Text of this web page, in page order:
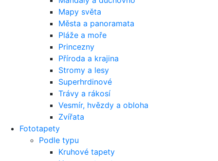
Mapy světa
Města a panoramata
Pláže a moře
Princezny
Příroda a krajina
Stromy a lesy
Superhrdinové
Trávy a rákosí
Vesmír, hvězdy a obloha
Zvířata
Fototapety
Podle typu
Kruhové tapety